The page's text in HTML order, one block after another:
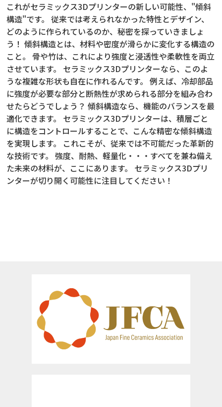
これがセラミックス3Dプリンターの新しい可能性、"傾斜
構造"です。 従来では考えられなかった特性とデザイン、
どのように作られているのか、秘密を探っていきましょ
う！ 傾斜構造とは、材料や密度が滑らかに変化する構造の
こと。 骨や竹は、これにより強度と浸透性や柔軟性を両立
させています。 セラミックス3Dプリンターなら、このよ
うな複雑な形状も自在に作れるんです。 例えば、冷却部品
に強度が必要な部分と断熱性が求められる部分を組み合わ
せたらどうでしょう？ 傾斜構造なら、機能のバランスを最
適化できます。 セラミックス3Dプリンターは、積層ごと
に構造をコントロールすることで、こんな精密な傾斜構造
を実現します。 これこそが、従来では不可能だった革新的
な技術です。 強度、耐熱、軽量化・・・すべてを兼ね備え
た未来の材料が、ここにあります。 セラミックス3Dプリ
ンターが切り開く可能性に注目してください！